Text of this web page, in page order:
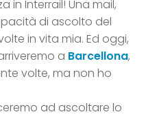
in Interrail! Una mail,
di ascolto del
in vita mia. Ed oggi,
a Barcellona,
volte, ma non ho
ad ascoltare lo